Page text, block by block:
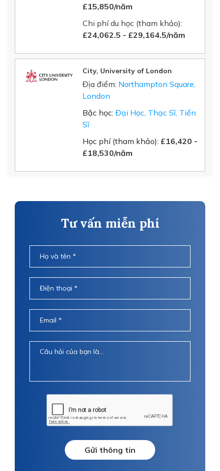
£15,850/năm
Chi phí du học (tham khảo):
£24,062.5 - £29,164.5/năm
City, University of London
Địa điểm: Northampton Square,
London
Bậc học: Đại Học, Thạc Sĩ, Tiến
Sĩ
Học phí (tham khảo): £16,420 -
£18,530/năm
Tư vấn miễn phí
Gửi thông tin